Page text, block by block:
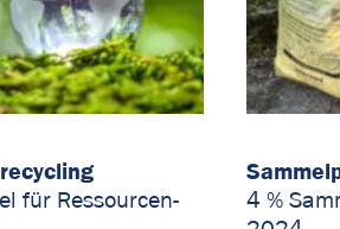
für Ressourcen-
4 %